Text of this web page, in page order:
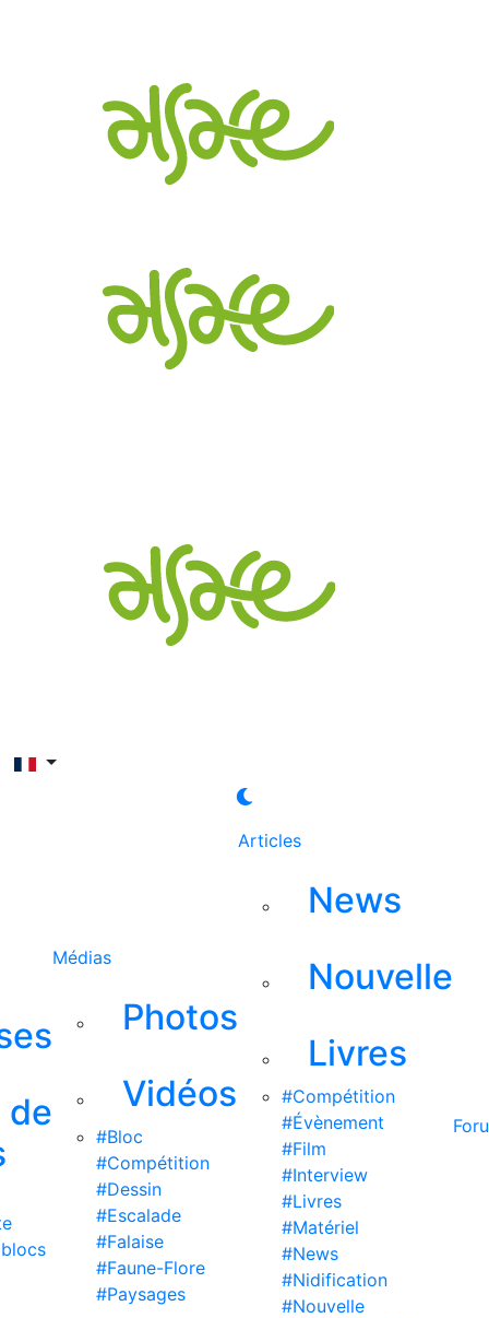
de
Médias
Photos
Vidéos
#Bloc
#Compétition
#Dessin
#Escalade
#Falaise
#Faune-Flore
#Paysages
Articles
News
Nouvelle
Livres
#Compétition
#Évènement
#Film
#Interview
#Livres
#Matériel
#News
#Nidification
#Nouvelle